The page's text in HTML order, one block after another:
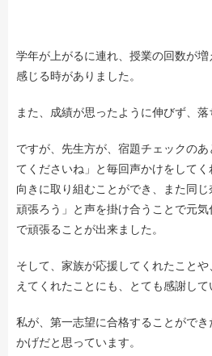
学年が上がるに連れ、授業の回数が増
感じる時がありました。
また、成績が思ったように伸びず、落
ですが、先生方が、宿題チェックの
てくださいね」と毎回声かけをして
向きに取り組むことができ、また同
頑張ろう」と声を掛け合うことで元
で頑張ることが出来ました。
そして、家族が応援してくれたこと
えてくれたことにも、とても感謝して
私が、第一志望に合格することがで
かげだと思っています。